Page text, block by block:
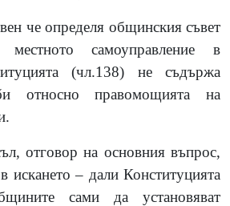
че определя общинския съвет
самоуправление в
(чл.138) не съдържа
относно правомощията на
отговор на основния въпрос,
искането – дали Конституцията
сами да установяват